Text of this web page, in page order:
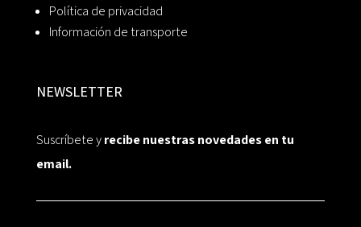
Política de privacidad
Información de transporte
NEWSLETTER
Suscríbete yrecibe nuestras novedades en tu
email.